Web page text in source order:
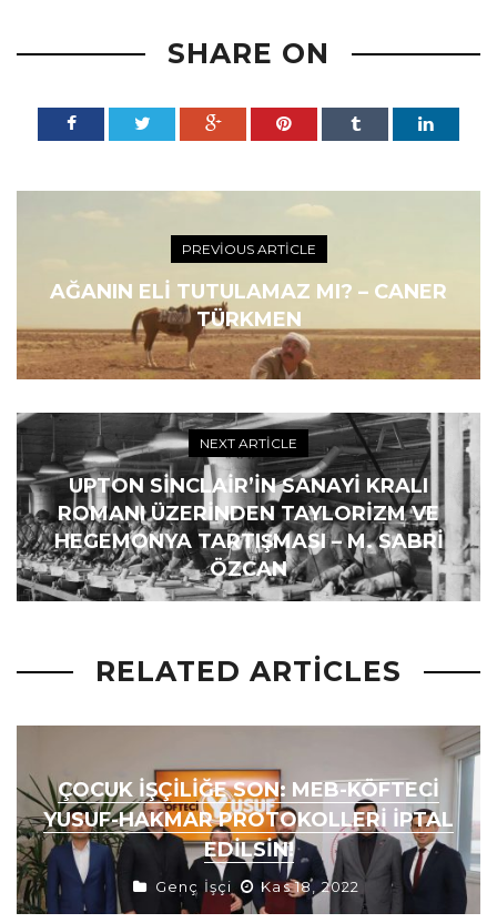
SHARE ON
PREVIOUS ARTICLE
AĞANIN ELI TUTULAMAZ MI? – CANER
TÜRKMEN
NEXT ARTICLE
UPTON SINCLAIR’IN SANAYI KRALI
ROMANI ÜZERINDEN TAYLORIZM VE
HEGEMONYA TARTIŞMASI – M. SABRI
ÖZCAN
RELATED ARTICLES
ÇOCUK İŞÇİLİĞE SON: MEB-KÖFTECİ
YUSUF-HAKMAR PROTOKOLLERİ İPTAL
EDİLSİN!
Genç İşçi Kas 18, 2022